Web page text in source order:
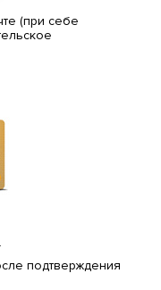
(при себе
подтверждения